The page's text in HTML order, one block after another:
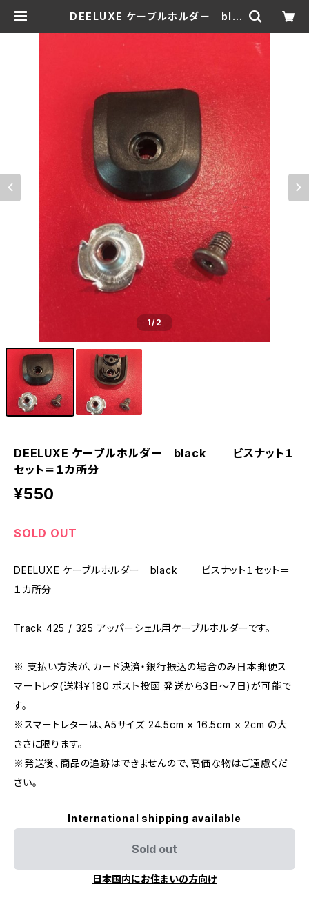
DEELUXE ケーブルホルダー bla
1/2
DEELUXE ケーブルホルダー black ビスナット１
セット＝１カ所分
¥550
SOLD OUT
DEELUXE ケーブルホルダー black ビスナット１セット＝
１カ所分
Track 425 / 325 アッパーシェル用ケーブルホルダーです。
※ 支払い方法が、カード決済・銀行振込の場合のみ日本郵便ス
マートレタ(送料￥180 ポスト投函 発送から3日〜7日)が可能で
す。
※スマートレターは、A5サイズ 24.5cm × 16.5cm × 2cm の大
きさに限ります。
※発送後、商品の追跡はできませんので、高価な物はご遠慮くだ
さい。
International shipping available
Sold out
日本国内にお住まいの方向け